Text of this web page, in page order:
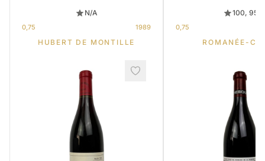
N/A
0,75 1989
HUBERT DE MONTILLE
100, 95
0,75
ROMANÉE-